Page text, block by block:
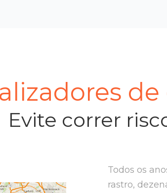
Evite correr
Todos os
rastro,